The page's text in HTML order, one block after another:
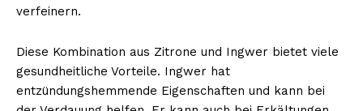
verfeinern.
Diese Kombination aus Zitrone und Ingwer bietet viele
gesundheitliche Vorteile. Ingwer hat
entzündungshemmende Eigenschaften und kann bei